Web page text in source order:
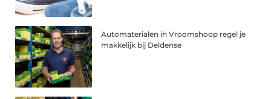
Automaterialen in Vroomshoop regel je
makkelijk bij Deldense